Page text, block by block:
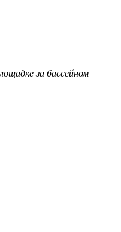
за бассейном